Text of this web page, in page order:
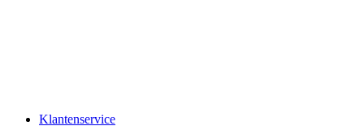
Klantenservice